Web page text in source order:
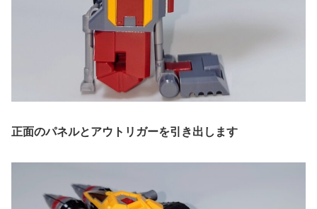
正面のパネルとアウトリガーを引き出します